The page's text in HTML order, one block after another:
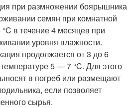
при размножении боярышника
семян при комнатной
в течение 4 месяцев при
уровня влажности.
продолжается от 3 до 6
5 — 7 °C. Для этого
в погреб или размещают
если позволяет
сырья.